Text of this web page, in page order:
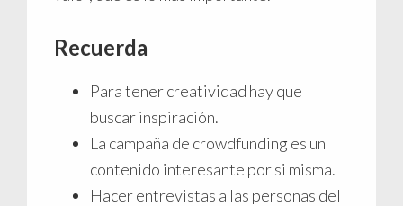
Recuerda
Para tener creatividad hay que
buscar inspiración.
La campaña de crowdfunding es un
contenido interesante por si misma.
Hacer entrevistas a las personas del